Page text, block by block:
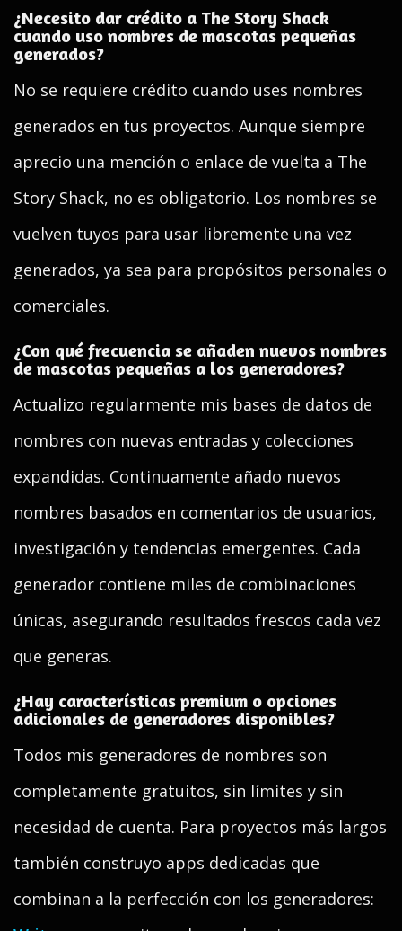
¿Necesito dar crédito a The Story Shack
cuando uso nombres de mascotas pequeñas
generados?
No se requiere crédito cuando uses nombres
generados en tus proyectos. Aunque siempre
aprecio una mención o enlace de vuelta a The
Story Shack, no es obligatorio. Los nombres se
vuelven tuyos para usar libremente una vez
generados, ya sea para propósitos personales o
comerciales.
¿Con qué frecuencia se añaden nuevos nombres
de mascotas pequeñas a los generadores?
Actualizo regularmente mis bases de datos de
nombres con nuevas entradas y colecciones
expandidas. Continuamente añado nuevos
nombres basados en comentarios de usuarios,
investigación y tendencias emergentes. Cada
generador contiene miles de combinaciones
únicas, asegurando resultados frescos cada vez
que generas.
¿Hay características premium o opciones
adicionales de generadores disponibles?
Todos mis generadores de nombres son
completamente gratuitos, sin límites y sin
necesidad de cuenta. Para proyectos más largos
también construyo apps dedicadas que
combinan a la perfección con los generadores: